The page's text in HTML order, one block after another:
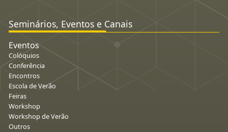
Seminários, Eventos e Canais
Eventos
Colóquios
Conferência
Encontros
Escola de Verão
Feiras
Workshop
Workshop de Verão
Outros